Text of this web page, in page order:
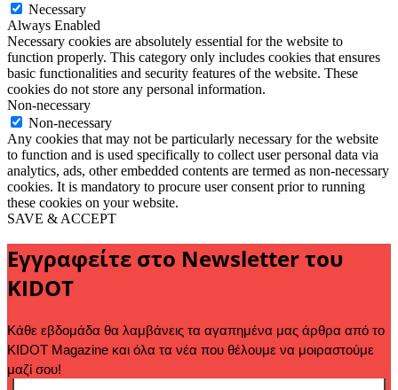
Necessary
Always Enabled
Necessary cookies are absolutely essential for the website to
function properly. This category only includes cookies that ensures
basic functionalities and security features of the website. These
cookies do not store any personal information.
Non-necessary
Non-necessary
Any cookies that may not be particularly necessary for the website
to function and is used specifically to collect user personal data via
analytics, ads, other embedded contents are termed as non-necessary
cookies. It is mandatory to procure user consent prior to running
these cookies on your website.
SAVE & ACCEPT
Εγγραφείτε στο Newsletter του
KIDOT
Κάθε εβδομάδα θα λαμβάνεις τα αγαπημένα μας άρθρα από το
KIDOT Magazine και όλα τα νέα που θέλουμε να μοιραστούμε
μαζί σου!